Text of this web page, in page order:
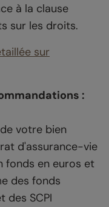
à la clause
sur les droits.
sur
:
votre bien
d'assurance-vie
fonds en euros et
des fonds
des SCPI